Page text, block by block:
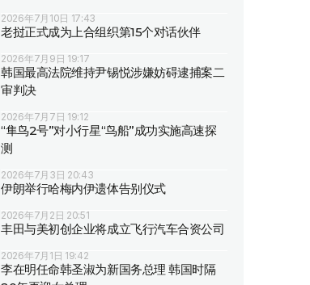
2026年7月10日 17:43
老挝正式成为上合组织第15个对话伙伴
2026年7月9日 19:17
韩国最高法院维持尹锡悦涉嫌妨碍逮捕案二
审判决
2026年7月7日 19:12
“隼鸟2号”对小行星“鸟船”成功实施高速探
测
2026年7月3日 20:43
伊朗举行哈梅内伊遗体告别仪式
2026年7月2日 20:51
丰田与美初创企业将成立飞行汽车合资公司
2026年7月1日 19:42
李在明任命韩圣淑为新国务总理 韩国时隔